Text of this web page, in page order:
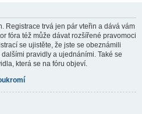
Registrace trvá jen pár vteřin a dává vám
fóra též může dávat rozšířené pravomoci
se ujistěte, že jste se obeznámili
pravidly a ujednáními. Také se
která se na fóru objeví.